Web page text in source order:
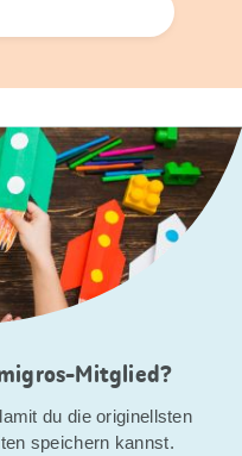
Mitglied?
du die originellsten
speichern kannst.